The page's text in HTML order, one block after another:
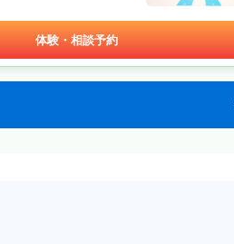
体験・相談予約